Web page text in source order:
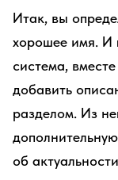
Итак, вы
хорошее имя. И
система,
добавить
разделом. Из
об